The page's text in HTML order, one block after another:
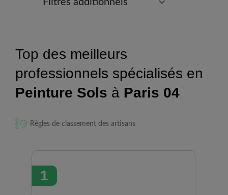
Filtres additionnels
Top des meilleurs
professionnels spécialisés en
Peinture Sols à Paris 04
Règles de classement des artisans
1